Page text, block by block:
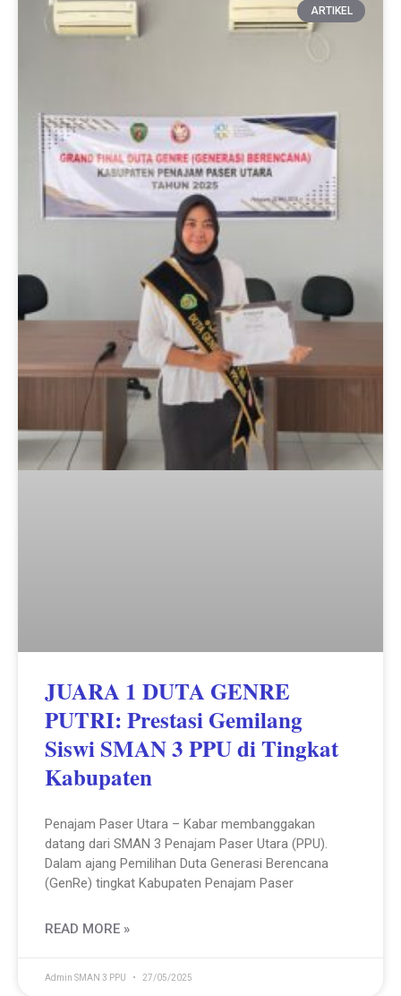
ARTIKEL
JUARA 1 DUTA GENRE
PUTRI: Prestasi Gemilang
Siswi SMAN 3 PPU di Tingkat
Kabupaten
Penajam Paser Utara – Kabar membanggakan
datang dari SMAN 3 Penajam Paser Utara (PPU).
Dalam ajang Pemilihan Duta Generasi Berencana
(GenRe) tingkat Kabupaten Penajam Paser
READ MORE »
Admin SMAN 3 PPU 27/05/2025